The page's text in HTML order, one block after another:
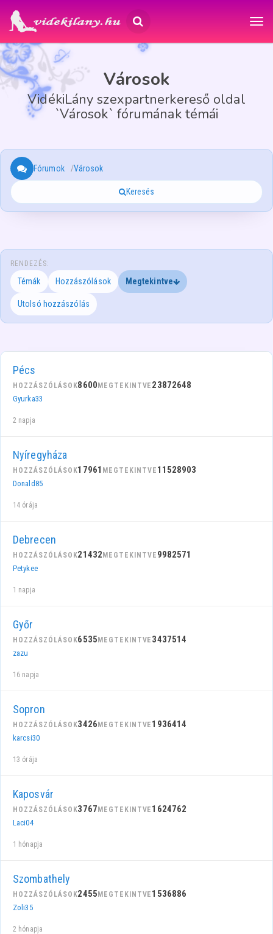
Városok
VidékiLány szexpartnerkereső oldal
`Városok` fórumának témái
Fórumok Városok
Keresés
RENDEZÉS:
Témák Hozzászólások Megtekintve
Utolsó hozzászólás
Pécs
HOZZÁSZÓLÁSOK8600 MEGTEKINTVE 23872648
Gyurka33
2 napja
Nyíregyháza
HOZZÁSZÓLÁSOK17961 MEGTEKINTVE 11528903
Donald85
14 órája
Debrecen
HOZZÁSZÓLÁSOK21432 MEGTEKINTVE 9982571
Petykee
1 napja
Győr
HOZZÁSZÓLÁSOK6535 MEGTEKINTVE 3437514
zazu
16 napja
Sopron
HOZZÁSZÓLÁSOK3426 MEGTEKINTVE 1936414
karcsi30
13 órája
Kaposvár
HOZZÁSZÓLÁSOK3767 MEGTEKINTVE 1624762
Laci04
1 hónapja
Szombathely
HOZZÁSZÓLÁSOK2455 MEGTEKINTVE 1536886
Zoli35
2 hónapja